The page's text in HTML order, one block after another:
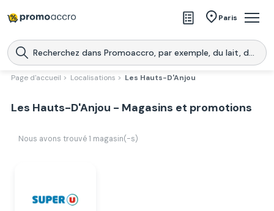
Paris
Magasins
Produits
Promoaccro
l'application
Page d'accueil > Localisations > Les Hauts-D'Anjou
Les Hauts-D'Anjou - Magasins et promotions
Nous avons trouvé 1 magasin(-s)